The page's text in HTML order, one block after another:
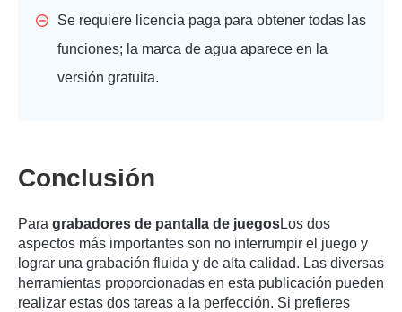
Se requiere licencia paga para obtener todas las
funciones; la marca de agua aparece en la
versión gratuita.
Conclusión
Para grabadores de pantalla de juegosLos dos
aspectos más importantes son no interrumpir el juego y
lograr una grabación fluida y de alta calidad. Las diversas
herramientas proporcionadas en esta publicación pueden
realizar estas dos tareas a la perfección. Si prefieres